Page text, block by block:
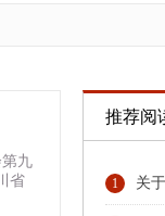
九
省
推荐阅
1 关于